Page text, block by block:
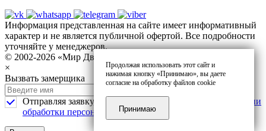
Информация представленная на сайте имеет информативный
характер и не является публичной офертой. Все подробности
уточняйте у менеджеров.
© 2002-2026 «Мир Дверей» ул. Танкистов 8
×
Вызвать замерщика
Отправляя заявку, я соглашаюсь с
политикой в отношении
обработки персональных данных
Продолжая использовать этот сайт и
нажимая кнопку «Принимаю», вы даете
согласие на обработку файлов cookie
Принимаю